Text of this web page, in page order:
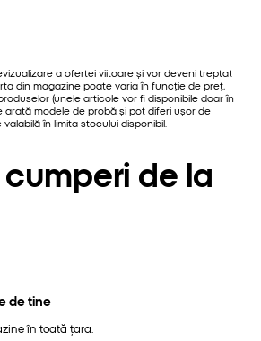
a ofertei viitoare și vor deveni treptat
din magazine poate varia în funcție de preț,
(unele articole vor fi disponibile doar în
arată modele de probă și pot diferi ușor de
în limita stocului disponibil.
de la
de tine
în toată țara.